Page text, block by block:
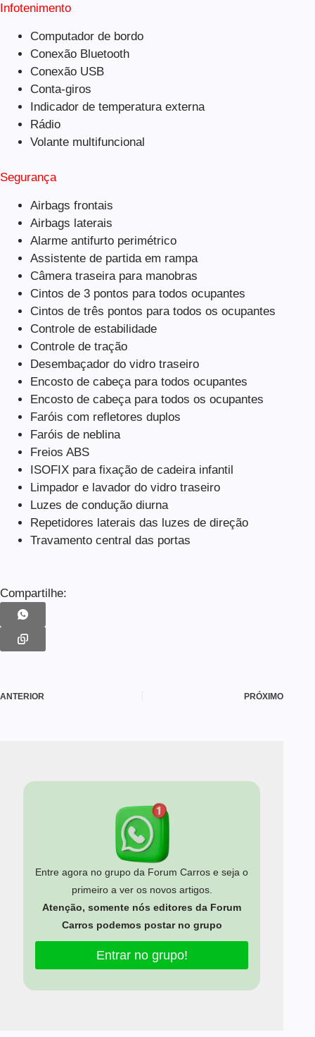
Infotenimento
Computador de bordo
Conexão Bluetooth
Conexão USB
Conta-giros
Indicador de temperatura externa
Rádio
Volante multifuncional
Segurança
Airbags frontais
Airbags laterais
Alarme antifurto perimétrico
Assistente de partida em rampa
Câmera traseira para manobras
Cintos de 3 pontos para todos ocupantes
Cintos de três pontos para todos os ocupantes
Controle de estabilidade
Controle de tração
Desembaçador do vidro traseiro
Encosto de cabeça para todos ocupantes
Encosto de cabeça para todos os ocupantes
Faróis com refletores duplos
Faróis de neblina
Freios ABS
ISOFIX para fixação de cadeira infantil
Limpador e lavador do vidro traseiro
Luzes de condução diurna
Repetidores laterais das luzes de direção
Travamento central das portas
Compartilhe:
ANTERIOR PRÓXIMO
Entre agora no grupo da Forum Carros e seja o
primeiro a ver os novos artigos.
Atenção, somente nós editores da Forum
Carros podemos postar no grupo
Entrar no grupo!